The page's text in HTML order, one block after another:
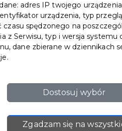
w
adres IP twojego
urządzenia, typ
czasu spędzonego na
z Serwisu, typ i wersja systemu
dane zbierane w dziennikach
Dostosuj wybór
Zgadzam się na